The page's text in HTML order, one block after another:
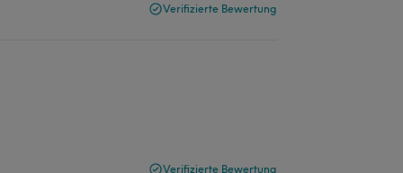
Verifizierte Bewertung
Verifizierte Bewertung